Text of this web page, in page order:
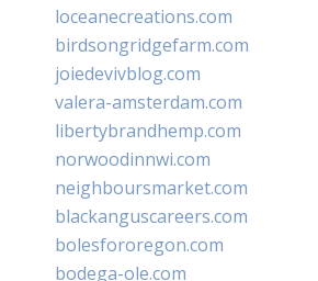
loceanecreations.com
birdsongridgefarm.com
joiedevivblog.com
valera-amsterdam.com
libertybrandhemp.com
norwoodinnwi.com
neighboursmarket.com
blackanguscareers.com
bolesfororegon.com
bodega-ole.com